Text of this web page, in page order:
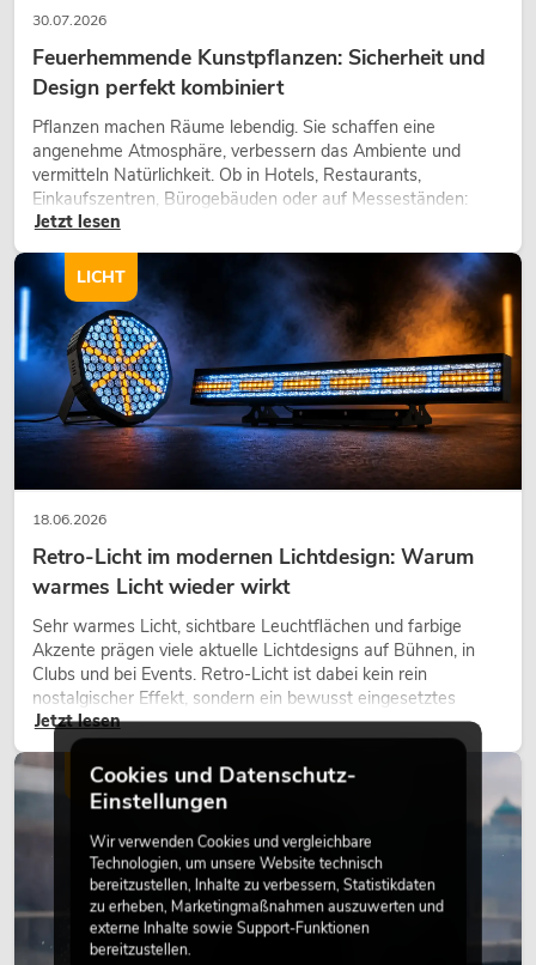
30.07.2026
Feuerhemmende Kunstpflanzen: Sicherheit und
Design perfekt kombiniert
Pflanzen machen Räume lebendig. Sie schaffen eine
angenehme Atmosphäre, verbessern das Ambiente und
vermitteln Natürlichkeit. Ob in Hotels, Restaurants,
Einkaufszentren, Bürogebäuden oder auf Messeständen:
eine hochwertige Begrünung gehört heute längst zum
Jetzt lesen
18.06.2026
Retro-Licht im modernen Lichtdesign: Warum
warmes Licht wieder wirkt
Sehr warmes Licht, sichtbare Leuchtflächen und farbige
Akzente prägen viele aktuelle Lichtdesigns auf Bühnen, in
Clubs und bei Events. Retro-Licht ist dabei kein rein
nostalgischer Effekt, sondern ein bewusst eingesetztes
Gestaltungsmittel: Es schafft Atmosphäre, gibt Szenen
Charakter und kann technische LED-Setups emotionaler
wirken lassen.
Jetzt lesen
LICHT
LICHT
Cookies und Datenschutz-
Einstellungen
Wir verwenden Cookies und vergleichbare
Technologien, um unsere Website technisch
bereitzustellen, Inhalte zu verbessern, Statistikdaten
zu erheben, Marketingmaßnahmen auszuwerten und
externe Inhalte sowie Support-Funktionen
bereitzustellen.